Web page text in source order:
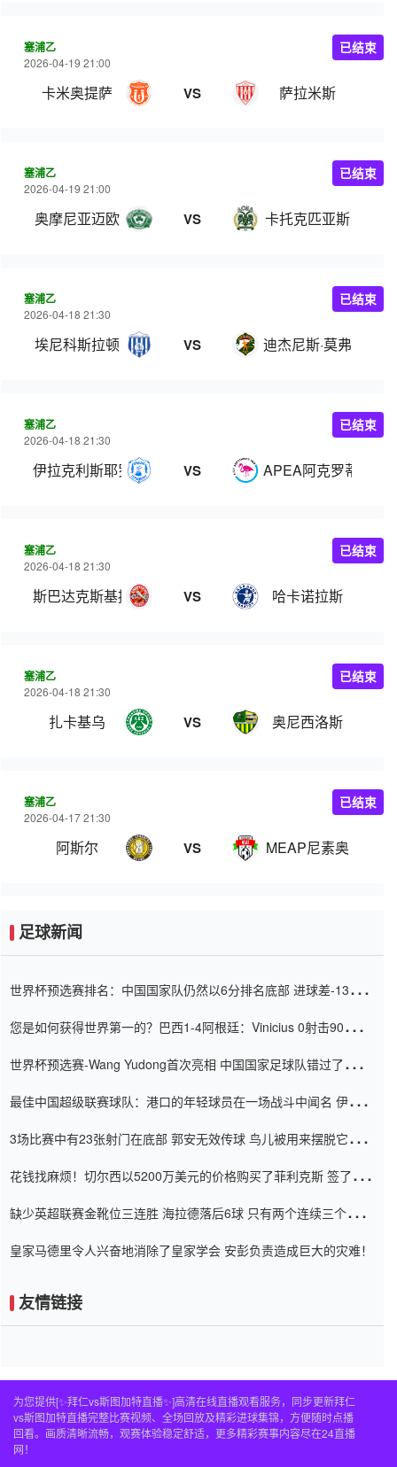
塞浦乙
2026-04-19 21:00
卡米奥提萨 VS 萨拉米斯
已结束
塞浦乙
2026-04-19 21:00
奥摩尼亚迈欧 VS 卡托克匹亚斯
已结束
塞浦乙
2026-04-18 21:30
埃尼科斯拉顿 VS 迪杰尼斯·莫弗
已结束
塞浦乙
2026-04-18 21:30
伊拉克利斯耶罗拉 VS APEA阿克罗蒂里奥
已结束
塞浦乙
2026-04-18 21:30
斯巴达克斯基提 VS 哈卡诺拉斯
已结束
塞浦乙
2026-04-18 21:30
扎卡基乌 VS 奥尼西洛斯
已结束
塞浦乙
2026-04-17 21:30
阿斯尔 VS MEAP尼素奥
已结束
足球新闻
世界杯预选赛排名：中国国家队仍然以6分排名底部 进球差-13令人
您是如何获得世界第一的？巴西1-4阿根廷：Vinicius 0射击90分钟
世界杯预选赛-Wang Yudong首次亮相 中国国家足球队错过了世界
最佳中国超级联赛球队：港口的年轻球员在一场战斗中闻名 伊万放
3场比赛中有23张射门在底部 郭安无效传球 鸟儿被用来摆脱它
花钱找麻烦！切尔西以5200万美元的价格购买了菲利克斯 签了7年
缺少英超联赛金靴位三连胜 海拉德落后6球 只有两个连续三个连续
皇家马德里令人兴奋地消除了皇家学会 安彭负责造成巨大的灾难！
友情链接
为您提供[✨拜仁vs斯图加特直播✨]高清在线直播观看服务，同步更新拜仁
vs斯图加特直播完整比赛视频、全场回放及精彩进球集锦，方便随时点播
回看。画质清晰流畅，观赛体验稳定舒适，更多精彩赛事内容尽在24直播
网！